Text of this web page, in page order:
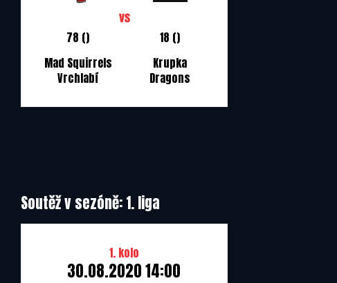
78 ()
Mad Squirrels
Vrchlabí
18 ()
Krupka
Dragons
Soutěž v sezóně: 1. liga
1. kolo
30.08.2020 14:00